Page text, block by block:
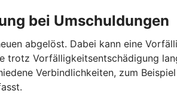
bei Umschuldungen
abgelöst. Dabei kann eine
Vorfälligkeitsentschädigung
Verbindlichkeiten, zum